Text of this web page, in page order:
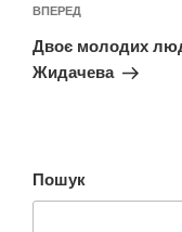
Наступний
запис
ВПЕРЕД
Двоє молодих
Жидачева
Пошук